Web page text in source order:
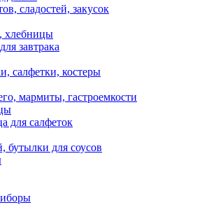
сладостей, закусок
хлебницы
завтрака
салфетки, костеры
мармиты, гастроемкости
для салфеток
бутылки для соусов